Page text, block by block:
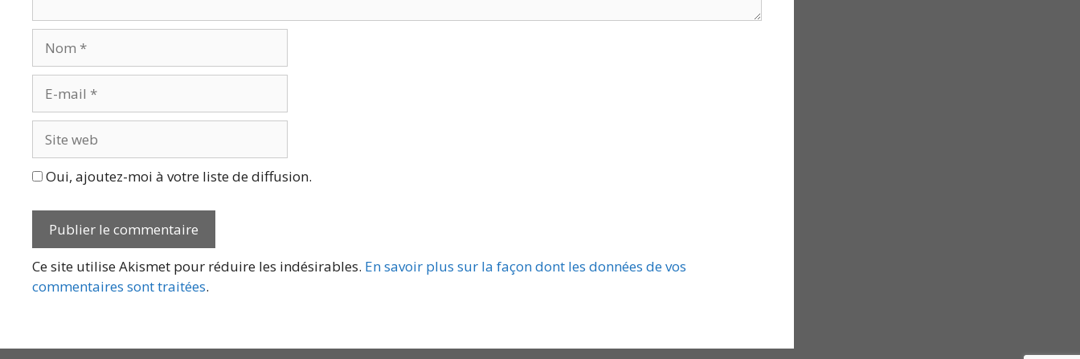
mail
web
Oui, ajoutez-moi à votre liste de diffusion.
Ce site utilise Akismet pour réduire les indésirables. En savoir plus sur la façon dont les données de vos
commentaires sont traitées.